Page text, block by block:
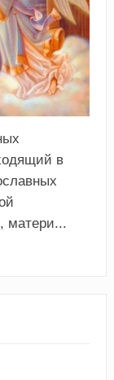
в
матери...